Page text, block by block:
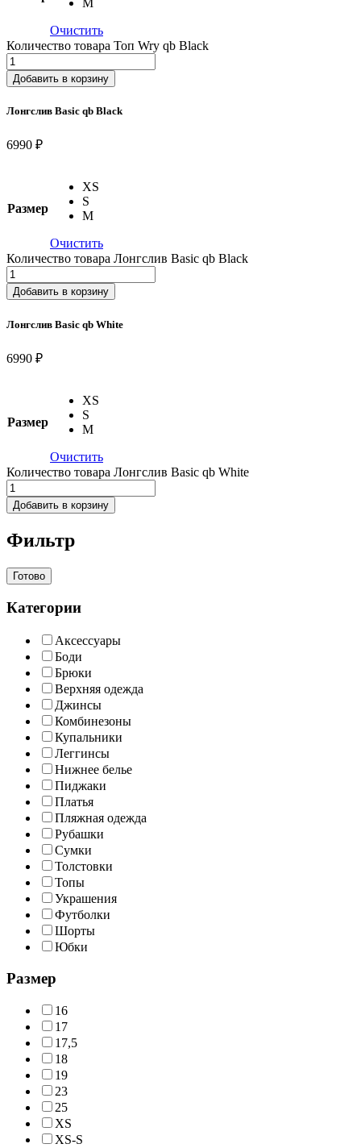
M
Очистить
Количество товара Топ Wry qb Black
Добавить в корзину
Лонгслив Basic qb Black
6990 ₽
Размер
XS
S
M
Очистить
Количество товара Лонгслив Basic qb Black
Добавить в корзину
Лонгслив Basic qb White
6990 ₽
Размер
XS
S
M
Очистить
Количество товара Лонгслив Basic qb White
Добавить в корзину
Фильтр
Готово
Категории
Аксессуары
Боди
Брюки
Верхняя одежда
Джинсы
Комбинезоны
Купальники
Леггинсы
Нижнее белье
Пиджаки
Платья
Пляжная одежда
Рубашки
Сумки
Толстовки
Топы
Украшения
Футболки
Шорты
Юбки
Размер
16
17
17,5
18
19
23
25
XS
XS-S